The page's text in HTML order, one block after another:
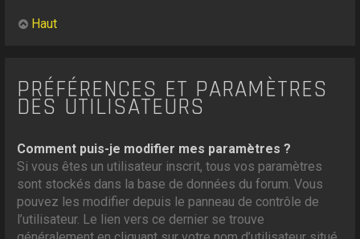
Haut
PRÉFÉRENCES ET PARAMÈTRES
DES UTILISATEURS
Comment puis-je modifier mes paramètres ?
Si vous êtes un utilisateur inscrit, tous vos paramètres
sont stockés dans la base de données du forum. Vous
pouvez les modifier depuis le panneau de contrôle de
l’utilisateur. Le lien vers ce dernier se trouve